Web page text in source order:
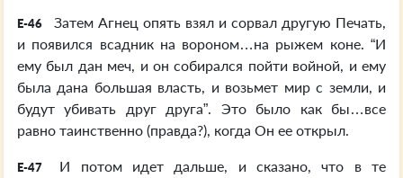
E-46
Затем Агнец опять взял и сорвал другую Печать,
и появился всадник на вороном…на рыжем коне. “И
ему был дан меч, и он собирался пойти войной, и ему
была дана большая власть, и возьмет мир с земли, и
будут убивать друг друга”. Это было как бы…все
равно таинственно (правда?), когда Он ее открыл.
E-47
И потом идет дальше, и сказано, что в те